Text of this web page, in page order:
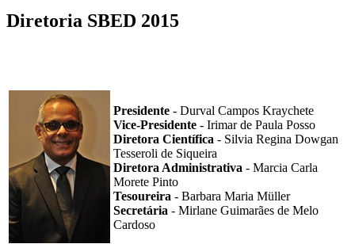
Diretoria SBED 2015
Presidente - Durval Campos Kraychete
Vice-Presidente - Irimar de Paula Posso
Diretora Científica - Silvia Regina Dowgan
Tesseroli de Siqueira
Diretora Administrativa - Marcia Carla
Morete Pinto
Tesoureira - Barbara Maria Müller
Secretária - Mirlane Guimarães de Melo
Cardoso